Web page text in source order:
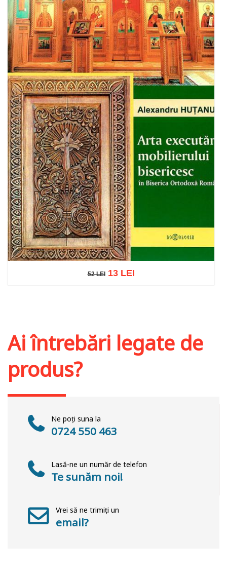
52 LEI
52 LEI13 LEI
Ai întrebări legate de
produs?
Ne poți suna la
0724 550 463
Lasă-ne un număr de telefon
Te sunăm noi!
Vrei să ne trimiți un
email?